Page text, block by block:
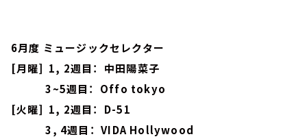
6月度 ミュージックセレクター
[月曜] 1, 2週目： 中田陽菜子
3~5週目： Offo tokyo
[火曜] 1, 2週目： D-51
3, 4週目： VIDA Hollywood